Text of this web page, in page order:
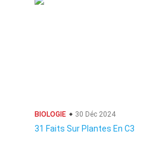
BIOLOGIE 30 Déc 2024
31 Faits Sur Plantes En C3